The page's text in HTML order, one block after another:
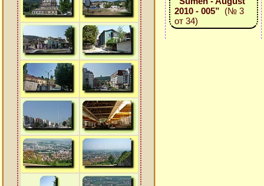
2010 - 005” (№ 3
от 34)